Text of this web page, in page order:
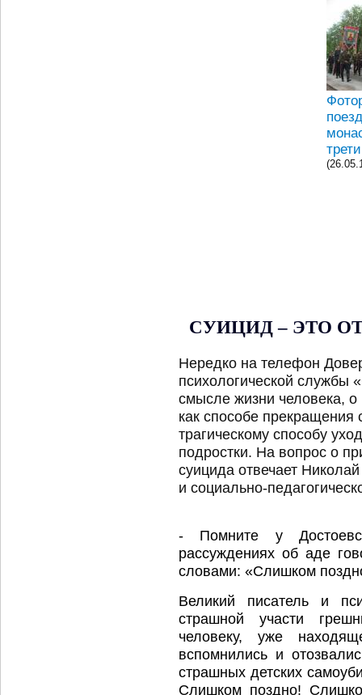
СУИЦИД – ЭТО
Нередко на телефон
психологической службы
смысле жизни человека, о
как способе
трагическому способу
подростки. На вопрос о
суицида отвечает
и социально-
- Помните у
рассуждениях об аде
словами: «Слишком
Великий писатель и
страшной участи
человеку, уже
вспомнились и
страшных детских
Слишком поздно!